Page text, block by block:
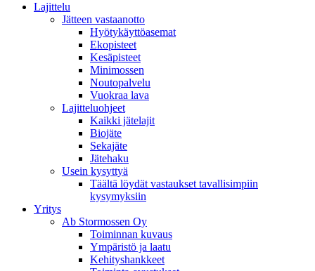
Lajittelu
Jätteen vastaanotto
Hyötykäyttöasemat
Ekopisteet
Kesäpisteet
Minimossen
Noutopalvelu
Vuokraa lava
Lajitteluohjeet
Kaikki jätelajit
Biojäte
Sekajäte
Jätehaku
Usein kysyttyä
Täältä löydät vastaukset tavallisimpiin
kysymyksiin
Yritys
Ab Stormossen Oy
Toiminnan kuvaus
Ympäristö ja laatu
Kehityshankkeet